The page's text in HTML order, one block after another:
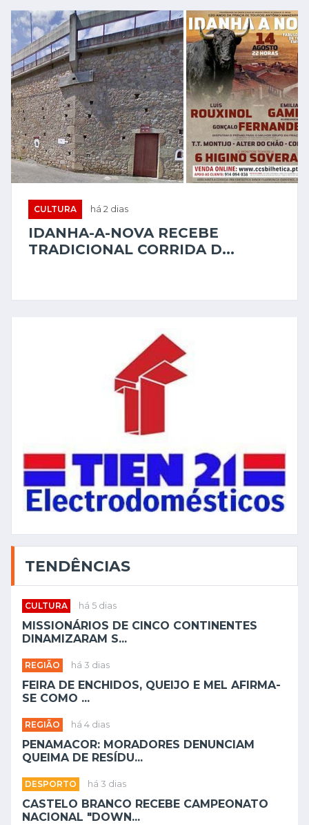
CULTURA há 2 dias
IDANHA-A-NOVA RECEBE
TRADICIONAL CORRIDA D...
TENDÊNCIAS
CULTURA há 5 dias
MISSIONÁRIOS DE CINCO CONTINENTES
DINAMIZARAM S...
REGIÃO há 3 dias
FEIRA DE ENCHIDOS, QUEIJO E MEL AFIRMA-
SE COMO ...
REGIÃO há 4 dias
PENAMACOR: MORADORES DENUNCIAM
QUEIMA DE RESÍDU...
DESPORTO há 3 dias
CASTELO BRANCO RECEBE CAMPEONATO
NACIONAL "DOWN...